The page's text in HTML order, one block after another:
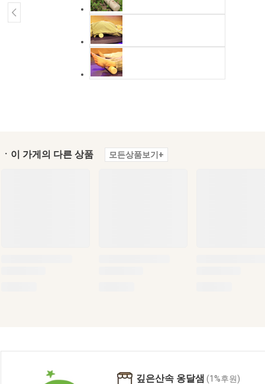
ㆍ이 가게의 다른 상품 모든상품보기+
깊은산속 옹달샘 (1%후원)